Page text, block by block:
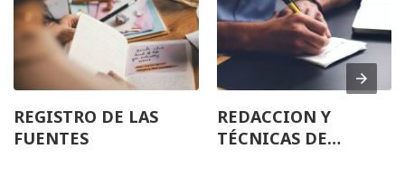
REGISTRO DE LAS
FUENTES
REDACCION Y
TÉCNICAS DE